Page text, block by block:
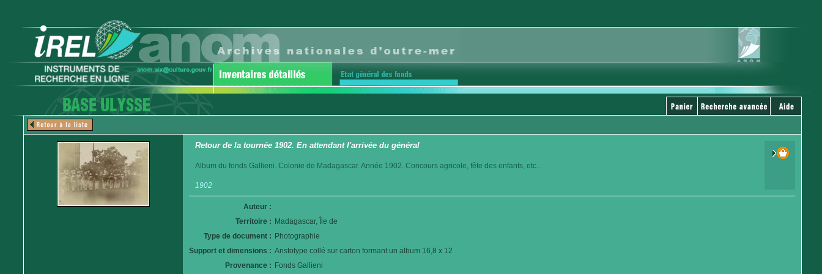
Retour de la tournée 1902. En attendant l'arrivée du général
Album du fonds Gallieni. Colonie de Madagascar. Année 1902. Concours agricole, fête des enfants, etc...
1902
Auteur :
Territoire : Madagascar, Île de
Type de document : Photographie
Support et dimensions : Aristotype collé sur carton formant un album 16,8 x 12
Provenance : Fonds Gallieni